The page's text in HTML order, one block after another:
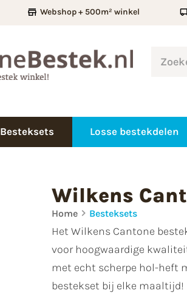
Webshop + 500m² winkel
Besteksets Losse bestekdelen
Wilkens
Home Besteksets
Het Wilkens Cantone
voor hoogwaardige
met echt scherpe hol-heft
bestekset bij elke maaltijd!